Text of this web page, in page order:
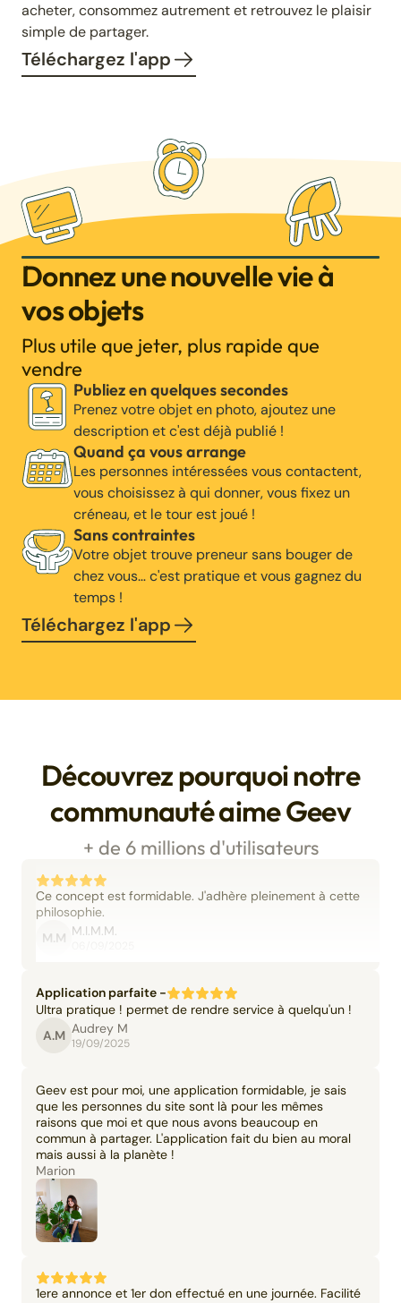
acheter, consommez autrement et retrouvez le plaisir
simple de partager.
Téléchargez l'app
Donnez une nouvelle vie à
vos objets
Plus utile que jeter, plus rapide que
vendre
Publiez en quelques secondes
Prenez votre objet en photo, ajoutez une
description et c'est déjà publié !
Quand ça vous arrange
Les personnes intéressées vous contactent,
vous choisissez à qui donner, vous fixez un
créneau, et le tour est joué !
Sans contraintes
Votre objet trouve preneur sans bouger de
chez vous… c'est pratique et vous gagnez du
temps !
Téléchargez l'app
Découvrez pourquoi notre
communauté aime Geev
+ de 6 millions d'utilisateurs
Ce concept est formidable. J'adhère pleinement à cette
philosophie.
M.M M.I.M.M.
Application parfaite -
Ultra pratique ! permet de rendre service à quelqu'un !
A.M Audrey M
19/09/2025
Geev est pour moi, une application formidable, je sais
que les personnes du site sont là pour les mêmes
raisons que moi et que nous avons beaucoup en
commun à partager. L'application fait du bien au moral
mais aussi à la planète !
Marion
1ere annonce et 1er don effectué en une journée. Facilité